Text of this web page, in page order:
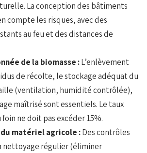
La conception des bâtiments
compte les risques, avec des
au feu et des distances de
de la biomasse :L’enlèvement
de récolte, le stockage adéquat du
(ventilation, humidité contrôlée),
maîtrisé sont essentiels. Le taux
ne doit pas excéder 15%.
matériel agricole :Des contrôles
nettoyage régulier (éliminer